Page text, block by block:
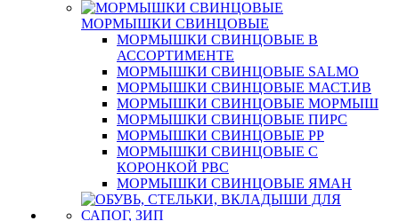
МОРМЫШКИ СВИНЦОВЫЕ
МОРМЫШКИ СВИНЦОВЫЕ В
АССОРТИМЕНТЕ
МОРМЫШКИ СВИНЦОВЫЕ SALMO
МОРМЫШКИ СВИНЦОВЫЕ МАСТ.ИВ
МОРМЫШКИ СВИНЦОВЫЕ МОРМЫШ
МОРМЫШКИ СВИНЦОВЫЕ ПИРС
МОРМЫШКИ СВИНЦОВЫЕ РР
МОРМЫШКИ СВИНЦОВЫЕ С
КОРОНКОЙ РВС
МОРМЫШКИ СВИНЦОВЫЕ ЯМАН